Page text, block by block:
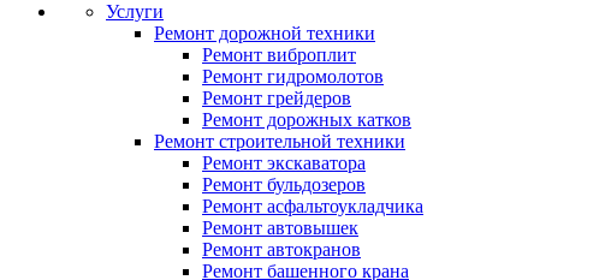
Услуги
Ремонт дорожной техники
Ремонт виброплит
Ремонт гидромолотов
Ремонт грейдеров
Ремонт дорожных катков
Ремонт строительной техники
Ремонт экскаватора
Ремонт бульдозеров
Ремонт асфальтоукладчика
Ремонт автовышек
Ремонт автокранов
Ремонт башенного крана